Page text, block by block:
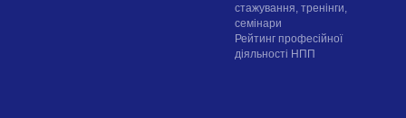
стажування, тренінги,
семінари
Рейтинг професійної
діяльності НПП